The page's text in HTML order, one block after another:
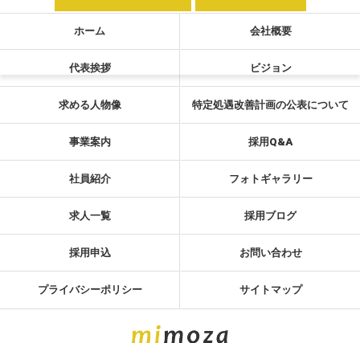
ホーム 会社概要
代表挨拶 ビジョン
求める人物像 特定処遇改善計画の公表について
事業案内 採用Q&A
社員紹介 フォトギャラリー
求人一覧 採用ブログ
採用申込 お問い合わせ
プライバシーポリシー サイトマップ